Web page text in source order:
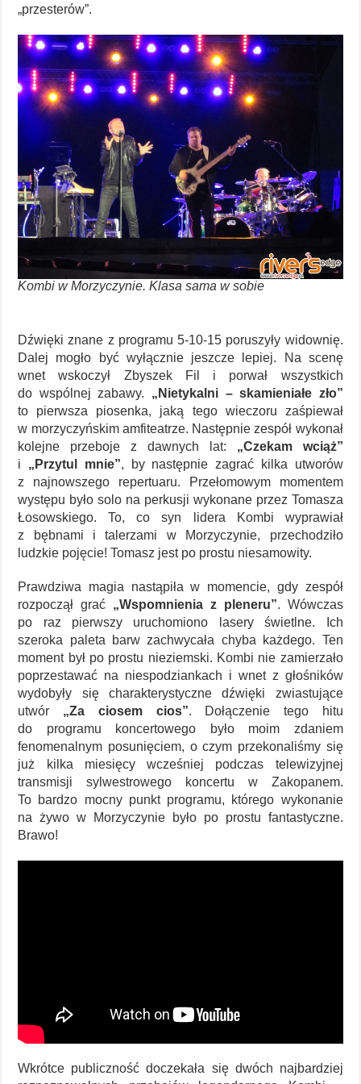
„przesterów”.
Kombi w Morzyczynie. Klasa sama w sobie
Dźwięki znane z programu 5-10-15 poruszyły widownię.
Dalej mogło być wyłącznie jeszcze lepiej. Na scenę
wnet wskoczył Zbyszek Fil i porwał wszystkich
do wspólnej zabawy. „Nietykalni – skamieniałe zło”
to pierwsza piosenka, jaką tego wieczoru zaśpiewał
w morzyczyńskim amfiteatrze. Następnie zespół wykonał
kolejne przeboje z dawnych lat: „Czekam wciąż”
i „Przytul mnie”, by następnie zagrać kilka utworów
z najnowszego repertuaru. Przełomowym momentem
występu było solo na perkusji wykonane przez Tomasza
Łosowskiego. To, co syn lidera Kombi wyprawiał
z bębnami i talerzami w Morzyczynie, przechodziło
ludzkie pojęcie! Tomasz jest po prostu niesamowity.
Prawdziwa magia nastąpiła w momencie, gdy zespół
rozpoczął grać „Wspomnienia z pleneru”. Wówczas
po raz pierwszy uruchomiono lasery świetlne. Ich
szeroka paleta barw zachwycała chyba każdego. Ten
moment był po prostu nieziemski. Kombi nie zamierzało
poprzestawać na niespodziankach i wnet z głośników
wydobyły się charakterystyczne dźwięki zwiastujące
utwór „Za ciosem cios”. Dołączenie tego hitu
do programu koncertowego było moim zdaniem
fenomenalnym posunięciem, o czym przekonaliśmy się
już kilka miesięcy wcześniej podczas telewizyjnej
transmisji sylwestrowego koncertu w Zakopanem.
To bardzo mocny punkt programu, którego wykonanie
na żywo w Morzyczynie było po prostu fantastyczne.
Brawo!
Wkrótce publiczność doczekała się dwóch najbardziej